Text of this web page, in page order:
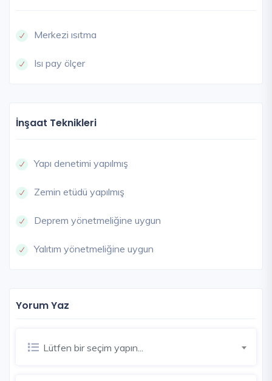
Merkezi ısıtma
Isı pay ölçer
İnşaat Teknikleri
Yapı denetimi yapılmış
Zemin etüdü yapılmış
Deprem yönetmeliğine uygun
Yalıtım yönetmeliğine uygun
Yorum Yaz
Lütfen bir seçim yapın...